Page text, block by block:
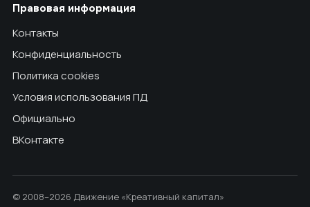
Правовая информация
Контакты
Конфиденциальность
Политика cookies
Условия использования ПД
Официально
ВКонтакте
© 2008–2026 Движение «Креативный капитал»